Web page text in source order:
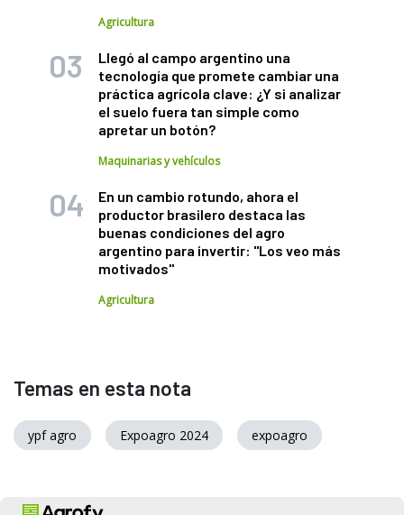
Agricultura
Llegó al campo argentino una
tecnología que promete cambiar una
práctica agrícola clave: ¿Y si analizar
el suelo fuera tan simple como
apretar un botón?
Maquinarias y vehículos
En un cambio rotundo, ahora el
productor brasilero destaca las
buenas condiciones del agro
argentino para invertir: "Los veo más
motivados"
Agricultura
Temas en esta nota
ypf agro Expoagro 2024 expoagro